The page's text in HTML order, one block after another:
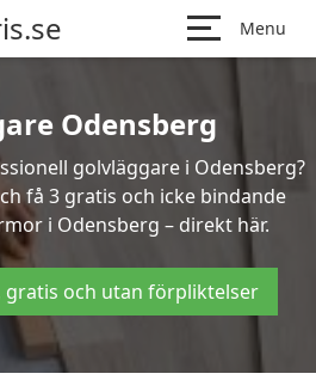
Menu
Odensberg
golvläggare i Odensberg?
få 3 gratis och icke bindande
i Odensberg – direkt här.
gratis och utan förpliktelser